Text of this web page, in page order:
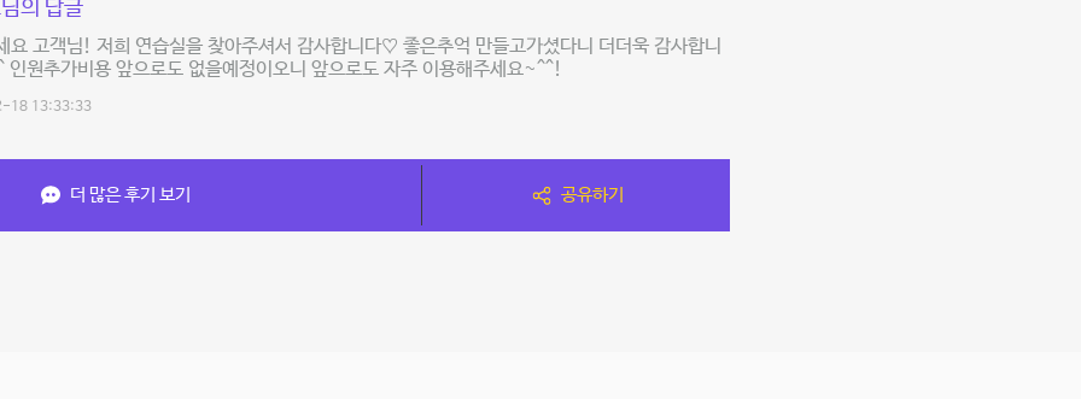
의 답글
요 고객님! 저희 연습실을 찾아주셔서 감사합니다♡ 좋은추억 만들고가셨다니 더더욱 감사합니
원추가비용 앞으로도 없을예정이오니 앞으로도 자주 이용해주세요~^^!
18 13:33:33
더 많은 후기 보기 공유하기